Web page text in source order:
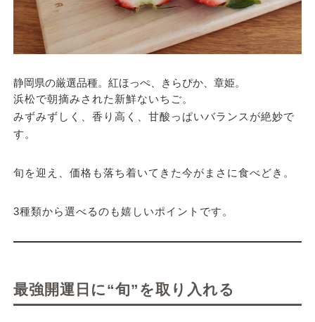
静岡県の厳選品種。紅ほっぺ、きらぴか、章姫。
浜松で朝摘みされた新鮮ないちご。
みずみずしく、香り高く、甘酸っぱいバランスが絶妙で
す。
旬を迎え、価格も落ち着いてきた今がまさに食べどき。
3種類から選べるのも嬉しいポイントです。
最強開運日に“旬”を取り入れる